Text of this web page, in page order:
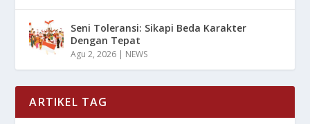
Seni Toleransi: Sikapi Beda Karakter
Dengan Tepat
Agu 2, 2026 | NEWS
ARTIKEL TAG